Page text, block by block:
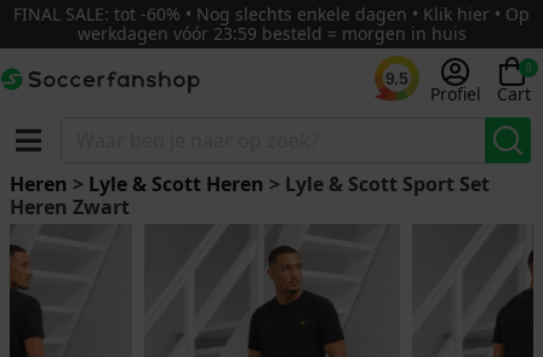
FINAL SALE: tot -60% • Nog slechts enkele dagen • Klik hier • Op
werkdagen vóór 23:59 besteld = morgen in huis
9.5
Profiel
0
Cart
Heren > Lyle & Scott Heren > Lyle & Scott Sport Set
Heren Zwart